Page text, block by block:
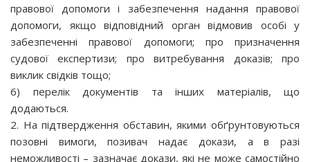
правової допомоги і забезпечення надання правової
допомоги, якщо відповідний орган відмовив особі у
забезпеченні правової допомоги; про призначення
судової експертизи; про витребування доказів; про
виклик свідків тощо;
6) перелік документів та інших матеріалів, що
додаються.
2. На підтвердження обставин, якими обґрунтовуються
позовні вимоги, позивач надає докази, а в разі
неможливості – зазначає докази, які не може самостійно